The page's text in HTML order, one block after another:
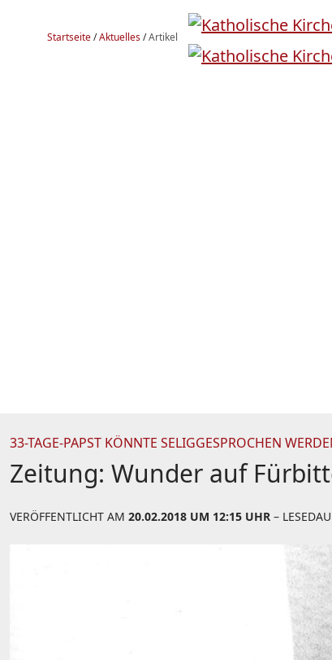
Startseite/Aktuelles/Artikel
33-TAGE-PAPST KÖNNTE SELIGGESPROCHEN
Zeitung: Wunder auf
VERÖFFENTLICHT AM 20.02.2018 UM 12:15 UHR –